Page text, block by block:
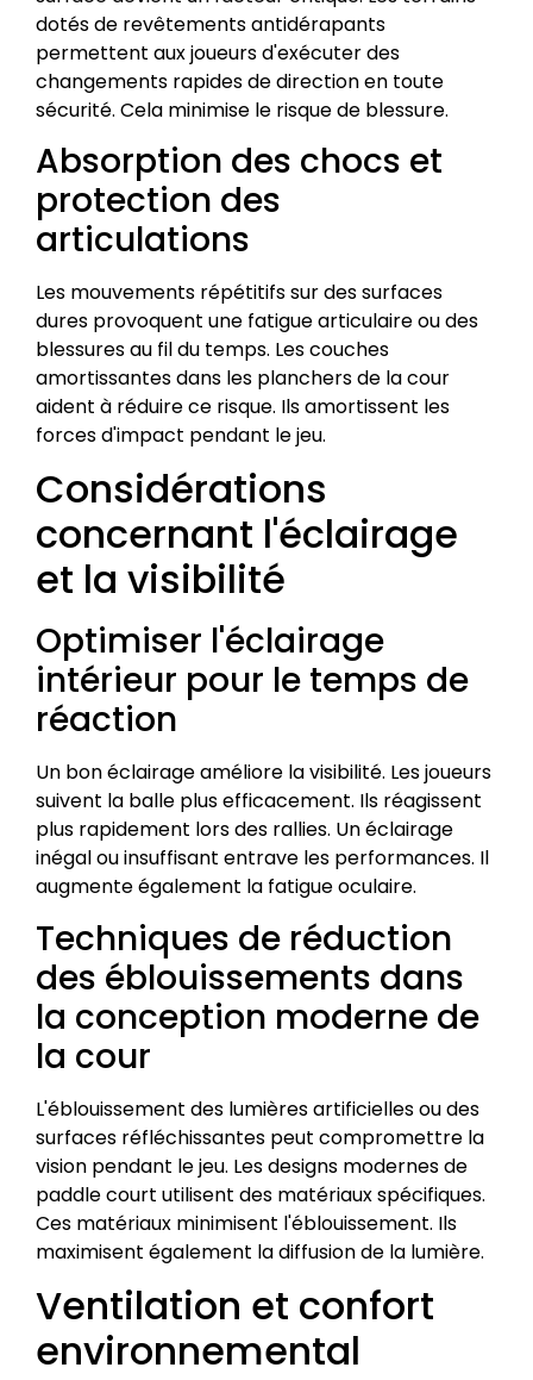
dotés de revêtements antidérapants
permettent aux joueurs d'exécuter des
changements rapides de direction en toute
sécurité. Cela minimise le risque de blessure.
Absorption des chocs et
protection des
articulations
Les mouvements répétitifs sur des surfaces
dures provoquent une fatigue articulaire ou des
blessures au fil du temps. Les couches
amortissantes dans les planchers de la cour
aident à réduire ce risque. Ils amortissent les
forces d'impact pendant le jeu.
Considérations
concernant l'éclairage
et la visibilité
Optimiser l'éclairage
intérieur pour le temps de
réaction
Un bon éclairage améliore la visibilité. Les joueurs
suivent la balle plus efficacement. Ils réagissent
plus rapidement lors des rallies. Un éclairage
inégal ou insuffisant entrave les performances. Il
augmente également la fatigue oculaire.
Techniques de réduction
des éblouissements dans
la conception moderne de
la cour
L'éblouissement des lumières artificielles ou des
surfaces réfléchissantes peut compromettre la
vision pendant le jeu. Les designs modernes de
paddle court utilisent des matériaux spécifiques.
Ces matériaux minimisent l'éblouissement. Ils
maximisent également la diffusion de la lumière.
Ventilation et confort
environnemental